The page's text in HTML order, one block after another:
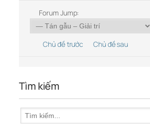
Forum Jump:
Chủ đề trước Chủ đề sau
Tìm kiếm